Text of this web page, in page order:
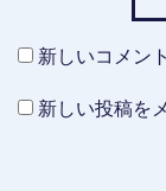
新しいコメン
新しい投稿を